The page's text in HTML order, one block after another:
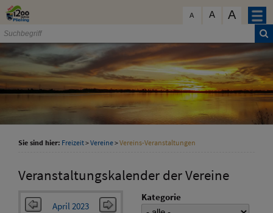
Zum Inhalt
A A A
Sie sind hier: Freizeit>Vereine>Vereins-Veranstaltungen
Veranstaltungskalender der Vereine
April 2023
Kategorie
schließen